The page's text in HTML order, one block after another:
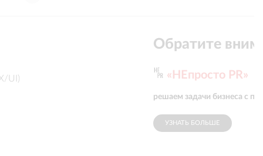
UI)
Обратите
«НЕпросто PR»
решаем задачи бизнеса с
УЗНАТЬ БОЛЬШЕ